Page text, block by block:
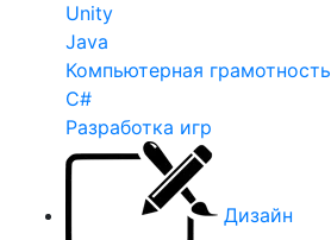
Unity
Java
Компьютерная грамотность
C#
Разработка игр
Дизайн